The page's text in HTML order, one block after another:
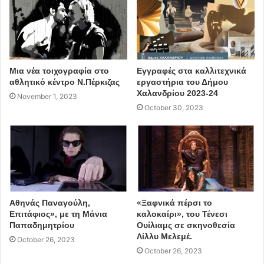
Μικρό Θέατρο της Επιδαύρου
14-15/8 στις 21:30
Μια νέα τοιχογραφία στο
αθλητικό κέντρο Ν.Πέρκιζας
November 1, 2023
Εγγραφές στα καλλιτεχνικά
εργαστήρια του Δήμου
Χαλανδρίου 2023-24
October 30, 2023
Αθηνάς Παναγούλη,
Επιτάφιος», με τη Μάνια
Παπαδημητρίου
October 26, 2023
«Ξαφνικά πέρσι το
καλοκαίρι», του Τένεσι
Ουίλιαμς σε σκηνοθεσία
Λίλλυ Μελεμέ.
October 26, 2023